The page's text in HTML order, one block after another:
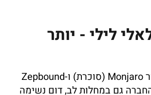
אוף אמריקה: אפסייד של 33% לאלי לילי - יותר
"בעוד המשקיעים מזהים בבירור את ההזדמנות המסחרית עבור Monjaro (סוכרת) ו-Zepbound
החברה גם במחלות לב, דום נשימה